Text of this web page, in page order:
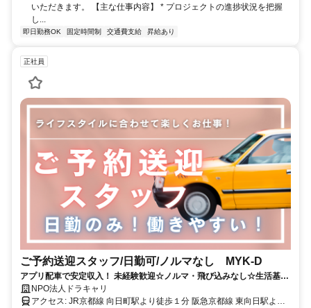
いただきます。 【主な仕事内容】 * プロジェクトの進捗状況を把握
し...
即日勤務OK 固定時間制 交通費支給 昇給あり
正社員
ご予約送迎スタッフ/日勤可/ノルマなし MYK-D
アプリ配車で安定収入！ 未経験歓迎☆ノルマ・飛び込みなし☆生活基盤
も安心◎
NPO法人ドラキャリ
アクセス: JR京都線 向日町駅より徒歩１分 阪急京都線 東向日駅より